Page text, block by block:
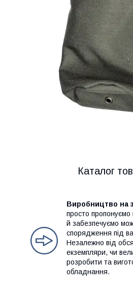
Каталог
Виробництво на
просто пропонуємо
й забезпечуємо
спорядження під
Незалежно від
екземпляри, чи
розробити та
обладнання.